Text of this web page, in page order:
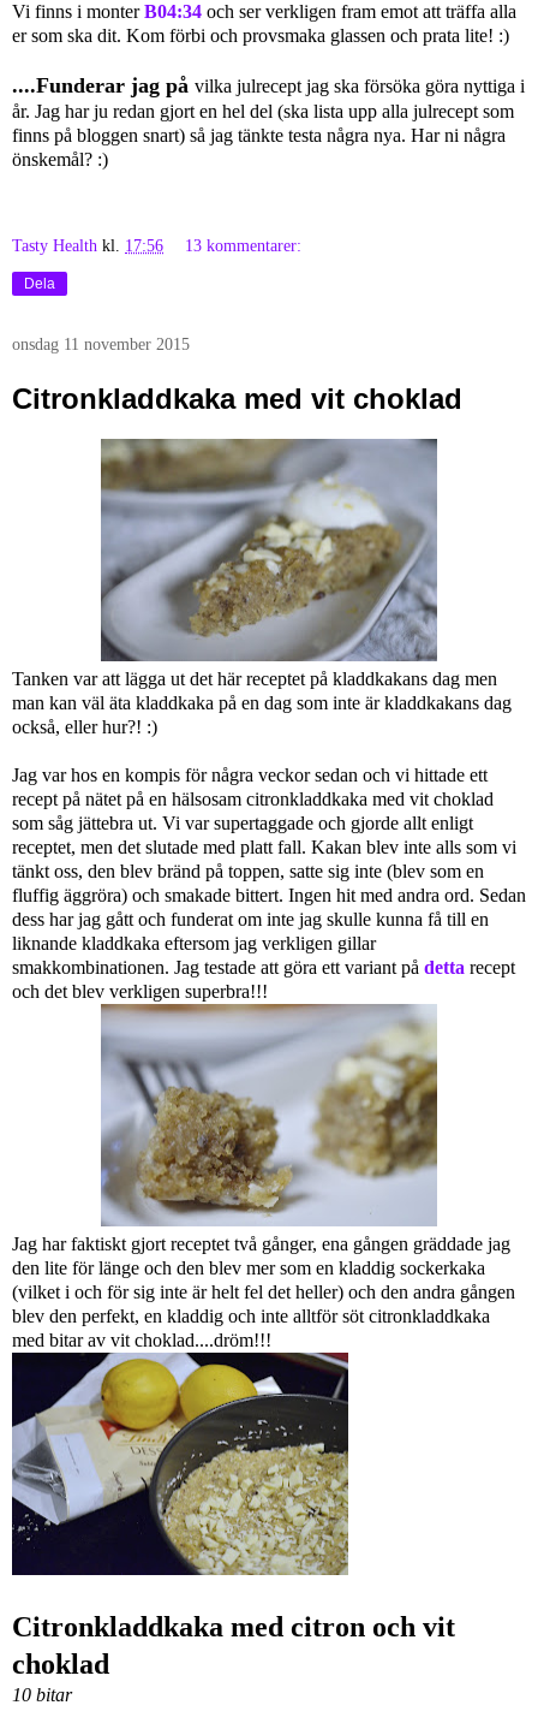
Vi finns i monterB04:34 och ser verkligen fram emot att träffa alla
er som ska dit. Kom förbi och provsmaka glassen och prata lite! :)
....Funderar jag på vilka julrecept jag ska försöka göra nyttiga i
år. Jag har ju redan gjort en hel del (ska lista upp alla julrecept som
finns på bloggen snart) så jag tänkte testa några nya. Har ni några
önskemål? :)
Tasty Health kl. 17:56 13 kommentarer:
Dela
onsdag 11 november 2015
Citronkladdkaka med vit choklad
Tanken var att lägga ut det här receptet på kladdkakans dag men
man kan väl äta kladdkaka på en dag som inte är kladdkakans dag
också, eller hur?! :)
Jag var hos en kompis för några veckor sedan och vi hittade ett
recept på nätet på en hälsosam citronkladdkaka med vit choklad
som såg jättebra ut. Vi var supertaggade och gjorde allt enligt
receptet, men det slutade med platt fall. Kakan blev inte alls som vi
tänkt oss, den blev bränd på toppen, satte sig inte (blev som en
fluffig äggröra) och smakade bittert. Ingen hit med andra ord. Sedan
dess har jag gått och funderat om inte jag skulle kunna få till en
liknande kladdkaka eftersom jag verkligen gillar
smakkombinationen. Jag testade att göra ett variant på detta recept
och det blev verkligen superbra!!!
Jag har faktiskt gjort receptet två gånger, ena gången gräddade jag
den lite för länge och den blev mer som en kladdig sockerkaka
(vilket i och för sig inte är helt fel det heller) och den andra gången
blev den perfekt, en kladdig och inte alltför söt citronkladdkaka
med bitar av vit choklad....dröm!!!
Citronkladdkaka med citron och vit
choklad
10 bitar